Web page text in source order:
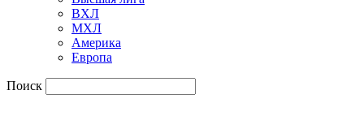
ВХЛ
МХЛ
Америка
Европа
Поиск